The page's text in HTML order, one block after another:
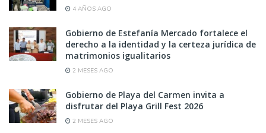
4 AÑOS AGO
Gobierno de Estefanía Mercado fortalece el
derecho a la identidad y la certeza jurídica de
matrimonios igualitarios
2 MESES AGO
Gobierno de Playa del Carmen invita a
disfrutar del Playa Grill Fest 2026
2 MESES AGO